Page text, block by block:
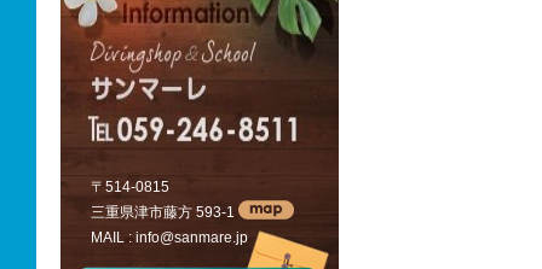
〒514-0815
三重県津市藤方 593-1
MAIL : info@sanmare.jp